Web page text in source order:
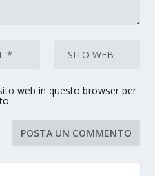
web in questo browser per